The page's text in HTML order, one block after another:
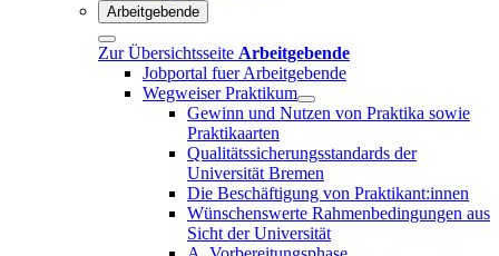
Arbeitgebende
Zur Übersichtsseite Arbeitgebende
Jobportal fuer Arbeitgebende
Wegweiser Praktikum
Gewinn und Nutzen von Praktika sowie
Praktikaarten
Qualitätssicherungsstandards der
Universität Bremen
Die Beschäftigung von Praktikant:innen
Wünschenswerte Rahmenbedingungen aus
Sicht der Universität